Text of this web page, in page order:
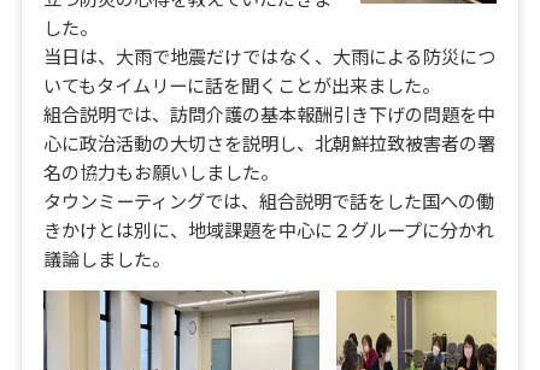
した。
当日は、大雨で地震だけではなく、大雨による防災につ
いてもタイムリーに話を聞くことが出来ました。
組合説明では、訪問介護の基本報酬引き下げの問題を中
心に政治活動の大切さを説明し、北朝鮮拉致被害者の署
名の協力もお願いしました。
タウンミーティングでは、組合説明で話をした国への働
きかけとは別に、地域課題を中心に２グループに分かれ
議論しました。